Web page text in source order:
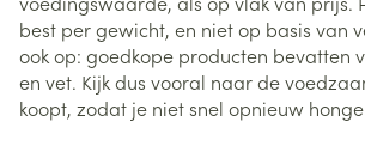
best per gewicht, en niet op basis van
ook op: goedkope producten bevatten
en vet. Kijk dus vooral naar de
koopt, zodat je niet snel opnieuw